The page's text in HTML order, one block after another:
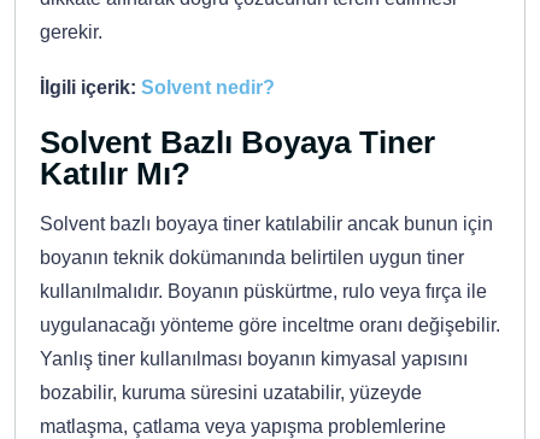
gerekir.
İlgili içerik: Solvent nedir?
Solvent Bazlı Boyaya Tiner
Katılır Mı?
Solvent bazlı boyaya tiner katılabilir ancak bunun için
boyanın teknik dokümanında belirtilen uygun tiner
kullanılmalıdır. Boyanın püskürtme, rulo veya fırça ile
uygulanacağı yönteme göre inceltme oranı değişebilir.
Yanlış tiner kullanılması boyanın kimyasal yapısını
bozabilir, kuruma süresini uzatabilir, yüzeyde
matlaşma, çatlama veya yapışma problemlerine